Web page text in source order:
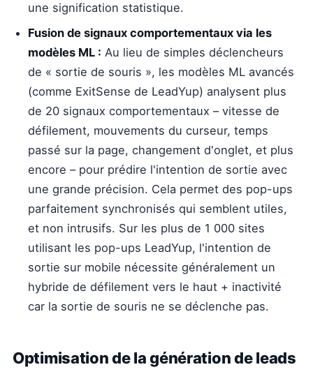
une signification statistique.
Fusion de signaux comportementaux via les
modèles ML : Au lieu de simples déclencheurs
de « sortie de souris », les modèles ML avancés
(comme ExitSense de LeadYup) analysent plus
de 20 signaux comportementaux – vitesse de
défilement, mouvements du curseur, temps
passé sur la page, changement d'onglet, et plus
encore – pour prédire l'intention de sortie avec
une grande précision. Cela permet des pop-ups
parfaitement synchronisés qui semblent utiles,
et non intrusifs. Sur les plus de 1 000 sites
utilisant les pop-ups LeadYup, l'intention de
sortie sur mobile nécessite généralement un
hybride de défilement vers le haut + inactivité
car la sortie de souris ne se déclenche pas.
Optimisation de la génération de leads